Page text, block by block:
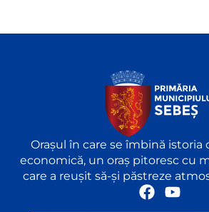
Orașul în care se îmbină istoria
economică, un oraș pitoresc cu
care a reușit să-și păstreze
F
Y